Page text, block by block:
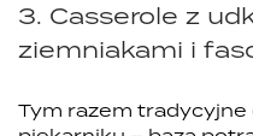
3. Casserole z
ziemniakami i
Tym razem tradycyjne